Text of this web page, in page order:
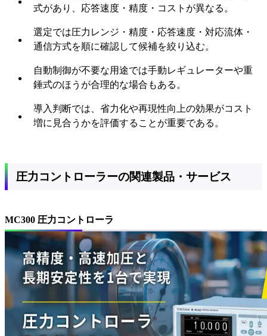
式があり、応答速度・精度・コストが異なる。
選定では圧力レンジ・精度・応答速度・対応流体・
通信方式を順に確認して候補を絞り込む。
自動制御が不要な用途では手動レギュレーターや重
錘式のほうが合理的な場合もある。
導入判断では、省力化や再現性向上の効果がコスト
増に見合うかを評価することが重要である。
圧力コントローラーの関連製品・サービス
MC300 圧力コントローラ